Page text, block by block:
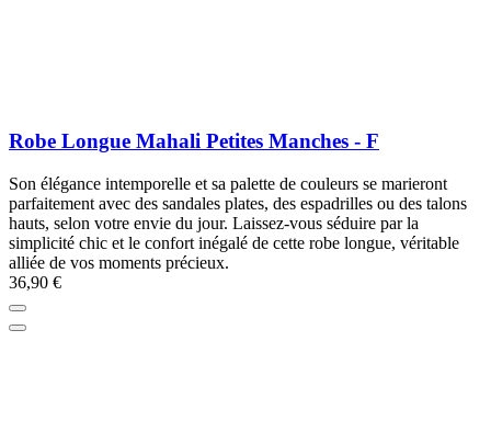
Robe Longue Mahali Petites Manches - F
Son élégance intemporelle et sa palette de couleurs se marieront
parfaitement avec des sandales plates, des espadrilles ou des talons
hauts, selon votre envie du jour. Laissez-vous séduire par la
simplicité chic et le confort inégalé de cette robe longue, véritable
alliée de vos moments précieux.
36,90 €